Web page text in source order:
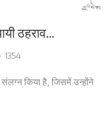
ठहराव...
1354
किया है, जिसमें उन्होंने